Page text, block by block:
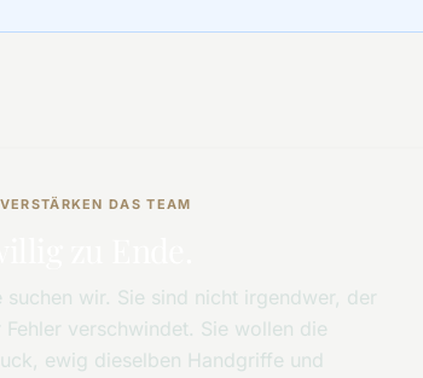
DAS TEAM
wir. Sie sind nicht irgendwer, der
verschwindet. Sie wollen die
ewig dieselben Handgriffe und